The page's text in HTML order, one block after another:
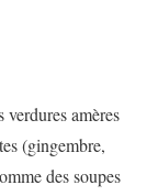
amères
(gingembre,
des soupes